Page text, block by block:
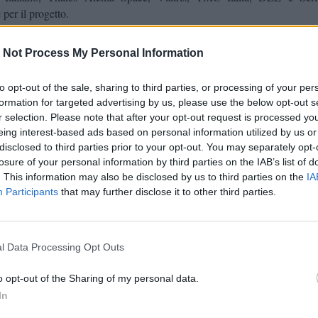
Not Process My Personal Information
opt-out of the sale, sharing to third parties, or processing of your
for targeted advertising by us, please use the below opt-out
selection. Please note that after your opt-out request is processed
interest-based ads based on personal information utilized by us
to third parties prior to your opt-out. You may separately
of your personal information by third parties on the IAB’s list of
This information may also be disclosed by us to third parties on the
Participants that may further disclose it to other third parties.
Data Processing Opt Outs
opt-out of the Sharing of my personal data.
per il progetto.
Economico di Regione Lombardia,Tommaso Sacchi
– Multilayered Urban Sustainability Action Giovanni Manfredi,
Patri,Head of Fund and Asset Management di Kervis
Officer di Cariplo Factory e diverse altre personalità del
ufficiale dell’edificio è prevista per l’inizio del 2025.
Pavilion rappresenta una tappa fondamentale nel percorso
accademica e della collaborazione con le imprese” ha dichiarato
dell’Innovazione MUSA, con l’obiettivo di stimolare
Pavilion, firmato dallo studio di architettura Piuarch, si distingue per
ai più elevati standard di sostenibilità e tecnologia. Sviluppato
l’edificio ospiterà spazi dedicati a uffici, sale riunioni, aree